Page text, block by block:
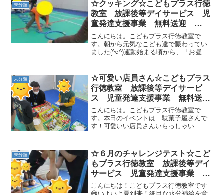
未分類
☆クッキング☆こどもプラス行徳
教室 放課後等デイサービス 児
童発達支援事業 無料送迎
ADHD 発達障害 運動療育 行
徳 南行徳 市川市 浦安市 葛
西
こんにちは。こどもプラス行徳教室で
す。朝から元気なこども達で賑わってい
ました(^○^)運動始まる頃から、「お昼の
渡り・線路でグーパー★★クッキング★
今日のメニューシチ...
未分類
☆可愛い店員さん☆こどもプラス
行徳教室 放課後等デイサービ
ス 児童発達支援事業 無料送
迎 ADHD 自閉症 発達障が
い 運動療育 遊び 南行徳 市
川市 浦安市 江戸川区
こんにちは。こどもプラス行徳教室で
す。本日のイベントは…駄菓子屋さんで
す！可愛いい店員さんいらっしゃい
な満足そうにお買い物することができ
て、良かったね💕...
未分類
☆６月のチャレンジテスト☆こど
もプラス行徳教室 放課後等デイ
サービス 児童発達支援事業 無
料送迎 ADHD 自閉症 発達障
がい 運動療育 遊び 南行徳
こんにちは！こどもプラス行徳教室です
😄いよいよ夏到来！細目な水分補給を意